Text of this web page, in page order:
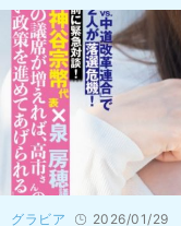
グラビア 2026/01/29